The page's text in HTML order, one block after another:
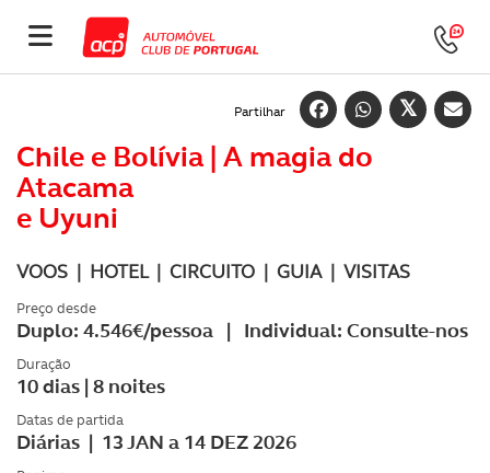
Partilhar
Chile e Bolívia | A magia do
Atacama
e Uyuni
VOOS | HOTEL | CIRCUITO | GUIA | VISITAS
Preço desde
Duplo: 4.546€/pessoa | Individual: Consulte-nos
Duração
10 dias | 8 noites
Datas de partida
Diárias | 13 JAN a 14 DEZ 2026